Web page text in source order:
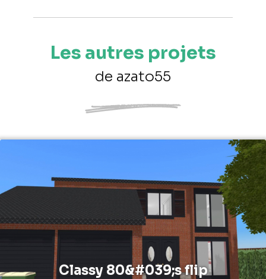
Les autres projets
de azato55
Classy 80&#039;s flip